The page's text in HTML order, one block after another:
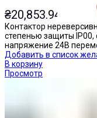
₴20,853.94
Контактор
степенью защиты IP00,
напряжение 24В
Добавить в список
В корзину
Просмотр